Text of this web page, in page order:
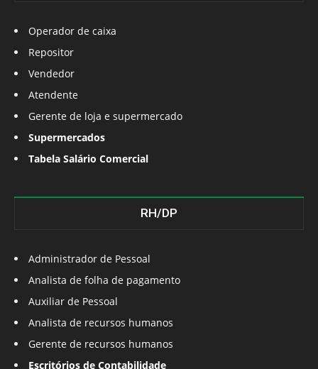
Operador de caixa
Repositor
Vendedor
Atendente
Gerente de loja e supermercado
Supermercados
Tabela Salário Comercial
RH/DP
Administrador de Pessoal
Analista de folha de pagamento
Auxiliar de Pessoal
Analista de recursos humanos
Gerente de recursos humanos
Escritórios de Contabilidade